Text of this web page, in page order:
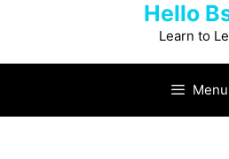
Hello
Learn to
Menu